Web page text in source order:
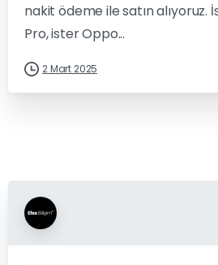
nakit ödeme ile satın
Pro, ister Oppo...
2 Mart 2025